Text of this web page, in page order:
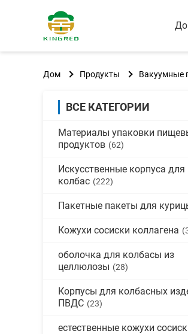
Дом Продукты Вакуумные
ВСЕ КАТЕГОРИИ
Материалы упаковки
продуктов (62)
Искусственные корпуса для
колбас (222)
Пакетные пакеты для
Кожухи сосиски коллагена
оболочка для колбасы из
целлюлозы (28)
Корпусы для колбасных
ПВДС (23)
естественные кожухи